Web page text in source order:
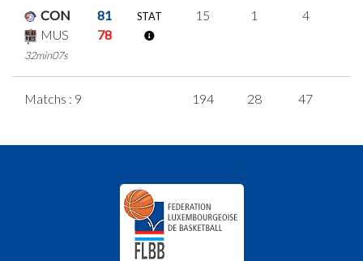
CON
81
MUS
78
32min07s
STAT 15 1 4
Matchs : 9 194 28 47